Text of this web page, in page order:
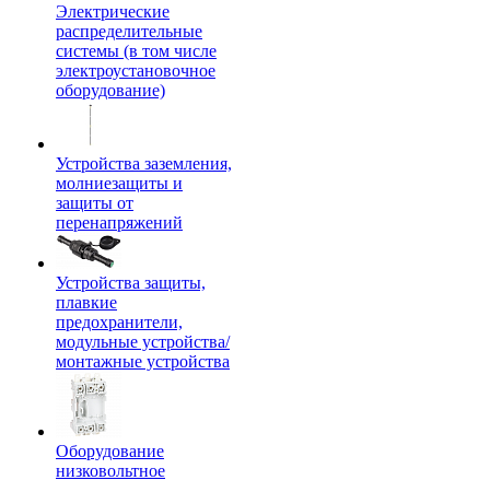
Электрические
распределительные
системы (в том числе
электроустановочное
оборудование)
Устройства заземления,
молниезащиты и
защиты от
перенапряжений
Устройства защиты,
плавкие
предохранители,
модульные устройства/
монтажные устройства
Оборудование
низковольтное